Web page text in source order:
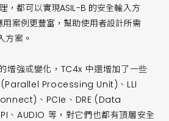
，都可以實現ASIL-B 的安全輸入方
案例更豐富，幫助使用者設計所需
方案。
增強或變化，TC4x 中還增加了一些
(Parallel Processing Unit)、LLI
、PCIe、DRE (Data
AUDIO 等，對它們也都有頂層安全